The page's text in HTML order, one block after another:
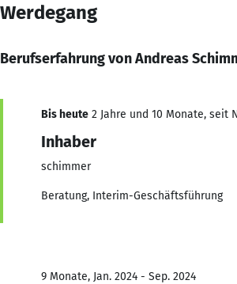
Werdegang
Berufserfahrung von Andreas
Bis heute 2 Jahre und 10 Monate, seit
Inhaber
schimmer
Beratung, Interim-Geschäftsführung
9 Monate, Jan. 2024 - Sep. 2024